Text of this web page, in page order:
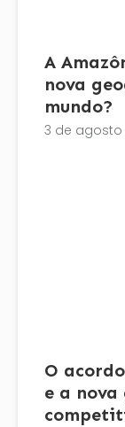
A
nova
mundo?
3 de agosto
O
e a